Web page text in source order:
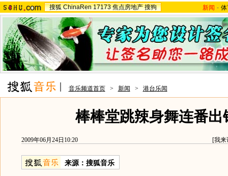
搜狐 ChinaRen 17173 焦点房地产 搜狗 新闻 -
音乐频道首页 > 新闻 > 港台乐闻
棒棒堂跳辣身舞连番出
2009年06月24日10:20 [我来
来源： 搜狐音乐